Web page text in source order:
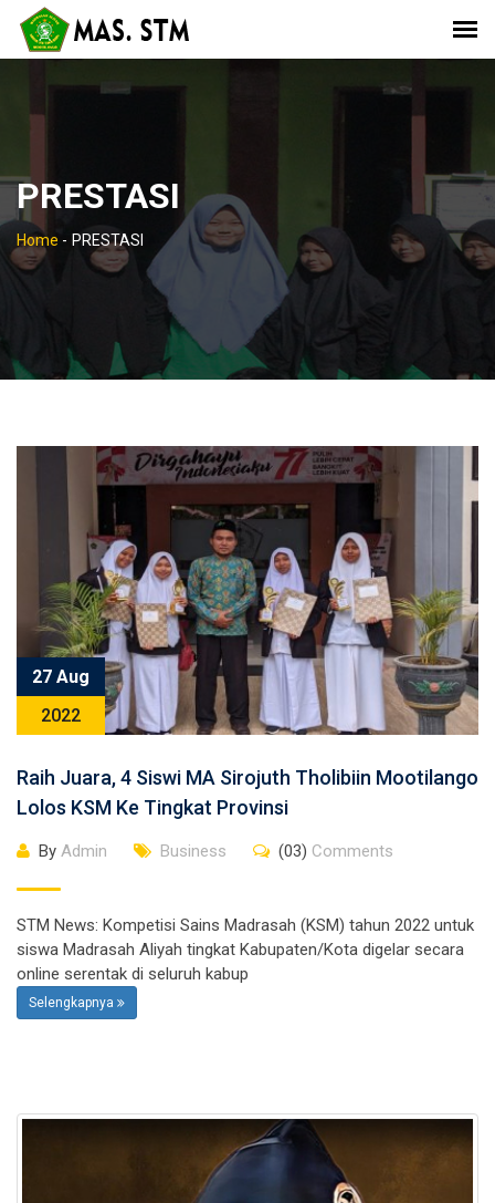
PRESTASI
Home - PRESTASI
27 Aug
2022
Raih Juara, 4 Siswi MA Sirojuth Tholibiin Mootilango
Lolos KSM Ke Tingkat Provinsi
By Admin Business (03) Comments
STM News: Kompetisi Sains Madrasah (KSM) tahun 2022 untuk
siswa Madrasah Aliyah tingkat Kabupaten/Kota digelar secara
online serentak di seluruh kabup
Selengkapnya